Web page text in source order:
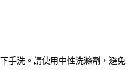
運費
手洗。請使用中性洗滌劑，避免